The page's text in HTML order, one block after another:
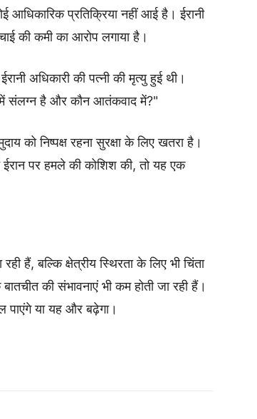
आधिकारिक प्रतिक्रिया नहीं आई है। ईरानी
की कमी का आरोप लगाया है।
अधिकारी की पत्नी की मृत्यु हुई थी।
में संलग्न है और कौन आतंकवाद में?"
को निष्पक्ष रहना सुरक्षा के लिए खतरा है।
ईरान पर हमले की कोशिश की, तो यह एक
हैं, बल्कि क्षेत्रीय स्थिरता के लिए भी चिंता
की संभावनाएं भी कम होती जा रही हैं।
पाएंगे या यह और बढ़ेगा।